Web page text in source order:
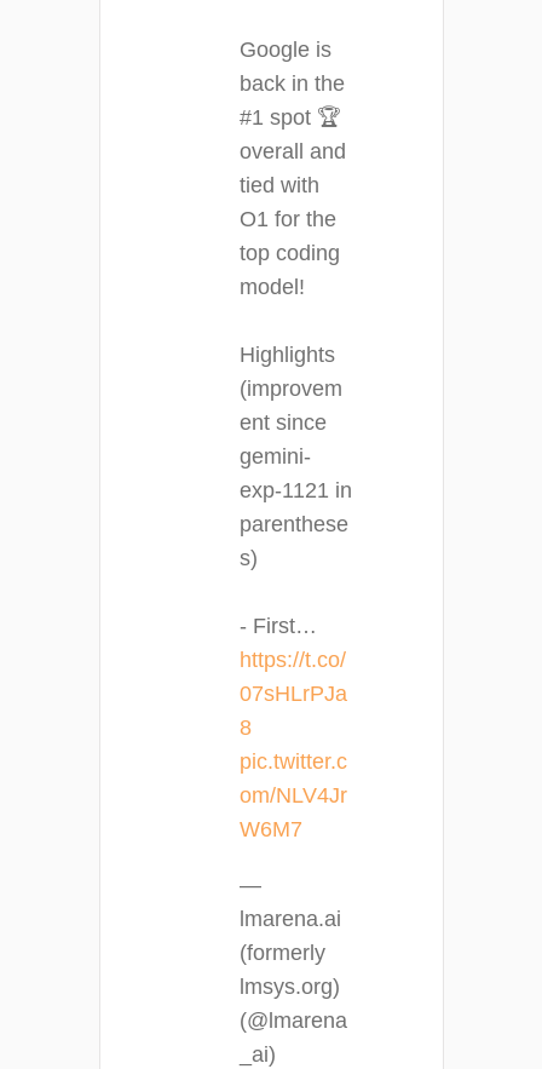
Google is
back in the
#1 spot 🏆
overall and
tied with
O1 for the
top coding
model!
Highlights
(improvem
ent since
gemini-
exp-1121 in
parenthese
s)
- First…
https://t.co/
07sHLrPJa
8
pic.twitter.c
om/NLV4Jr
W6M7
—
lmarena.ai
(formerly
lmsys.org)
(@lmarena
_ai)